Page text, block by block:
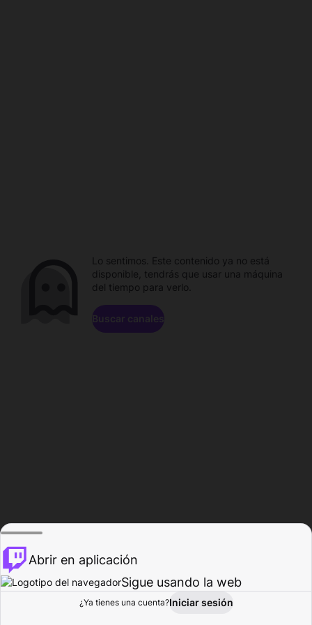
Explorar Actividad
Lo sentimos. Este contenido ya no está
disponible, tendrás que usar una máquina
del tiempo para verlo.
Buscar canales
Abrir en aplicación
Sigue usando la web
¿Ya tienes una cuenta?Iniciar sesión